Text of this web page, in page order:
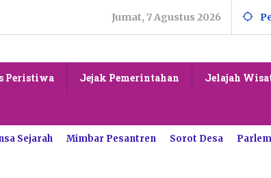
Jumat, 7 Agustus 2026
Peristiwa Jejak Pemerintahan Jelajah
Sejarah Mimbar Pesantren Sorot Desa